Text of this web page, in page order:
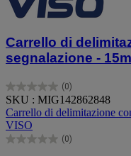
Carrello di
segnalazione -
(0)
0.0
su
5
stelle.
SKU : MIG142862848
Carrello di delimitazione
VISO
(0)
0.0